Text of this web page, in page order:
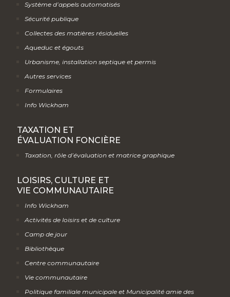
Système d’appels automatisés
Sécurité publique
Collectes des matières résiduelles
Aqueduc et égouts
Urbanisme, installation septique et permis
Autres services
Formulaires
Info Wickham
TAXATION ET
ÉVALUATION FONCIÈRE
Taxation, rôle d’évaluation et matrice graphique
LOISIRS, CULTURE ET
VIE COMMUNAUTAIRE
Info Wickham
Activités de loisirs et de culture
Camp de jour
Bibliothèque
Centre communautaire
Vie communautaire
Politique familiale municipale et Municipalité amie des